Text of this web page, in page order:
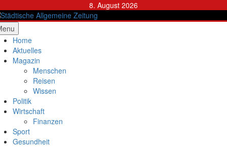
to
content
8. August 2026
Allgemeine Zeitung
Home
Aktuelles
Magazin
Menschen
Reisen
Wissen
Politik
Wirtschaft
Finanzen
Sport
Gesundheit